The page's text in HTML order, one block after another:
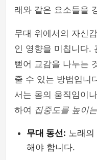
래와 같은 요소들을
무대 위에서의 자신
인 영향을 미칩니다.
뻗어 교감을 나누는
줄 수 있는 방법입니
서는 몸의 움직임이
하여 집중도를 높이는
무대 동선: 노래의
해야 합니다.